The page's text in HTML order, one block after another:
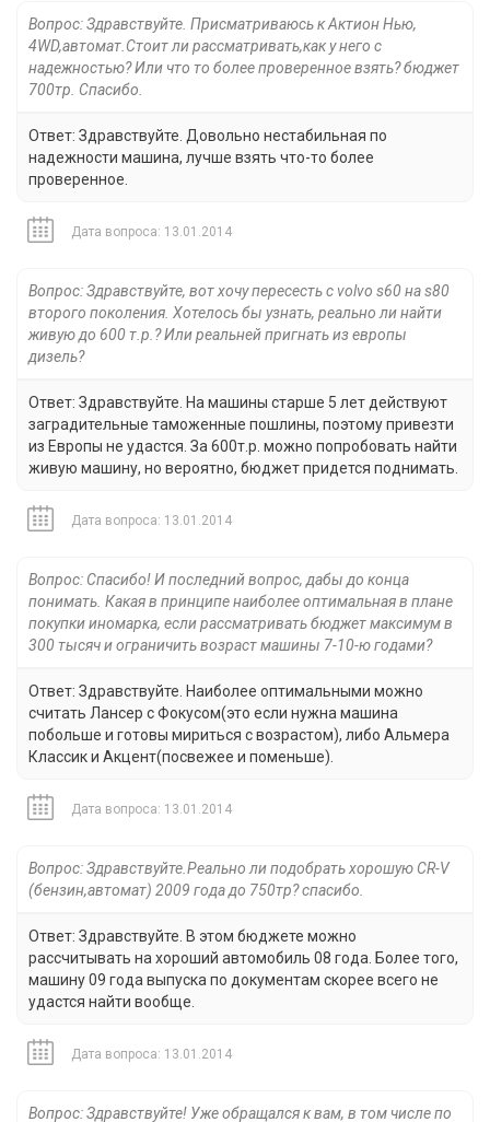
Вопрос: Здравствуйте. Присматриваюсь к Актион Нью,
4WD,автомат.Стоит ли рассматривать,как у него с
надежностью? Или что то более проверенное взять? бюджет
700тр. Спасибо.
Ответ: Здравствуйте. Довольно нестабильная по
надежности машина, лучше взять что-то более
проверенное.
Дата вопроса: 13.01.2014
Вопрос: Здравствуйте, вот хочу пересесть с volvo s60 на s80
второго поколения. Хотелось бы узнать, реально ли найти
живую до 600 т.р.? Или реальней пригнать из европы
дизель?
Ответ: Здравствуйте. На машины старше 5 лет действуют
заградительные таможенные пошлины, поэтому привезти
из Европы не удастся. За 600т.р. можно попробовать найти
живую машину, но вероятно, бюджет придется поднимать.
Дата вопроса: 13.01.2014
Вопрос: Спасибо! И последний вопрос, дабы до конца
понимать. Какая в принципе наиболее оптимальная в плане
покупки иномарка, если рассматривать бюджет максимум в
300 тысяч и ограничить возраст машины 7-10-ю годами?
Ответ: Здравствуйте. Наиболее оптимальными можно
считать Лансер с Фокусом(это если нужна машина
побольше и готовы мириться с возрастом), либо Альмера
Классик и Акцент(посвежее и поменьше).
Дата вопроса: 13.01.2014
Вопрос: Здравствуйте.Реально ли подобрать хорошую CR-V
(бензин,автомат) 2009 года до 750тр? спасибо.
Ответ: Здравствуйте. В этом бюджете можно
рассчитывать на хороший автомобиль 08 года. Более того,
машину 09 года выпуска по документам скорее всего не
удастся найти вообще.
Дата вопроса: 13.01.2014
Вопрос: Здравствуйте! Уже обращался к вам, в том числе по